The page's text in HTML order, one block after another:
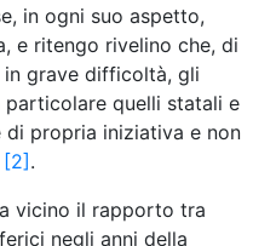
in ogni suo aspetto,
e ritengo rivelino che, di
grave difficoltà, gli
quelli statali e
propria iniziativa e non
[2].
vicino il rapporto tra
negli anni della